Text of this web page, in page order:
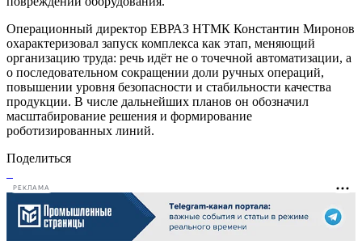
Операционный директор ЕВРАЗ НТМК Константин Миронов
охарактеризовал запуск комплекса как этап, меняющий
организацию труда: речь идёт не о точечной автоматизации, а
о последовательном сокращении доли ручных операций,
повышении уровня безопасности и стабильности качества
продукции. В числе дальнейших планов он обозначил
масштабирование решения и формирование
роботизированных линий.
Поделиться
РЕКЛАМА